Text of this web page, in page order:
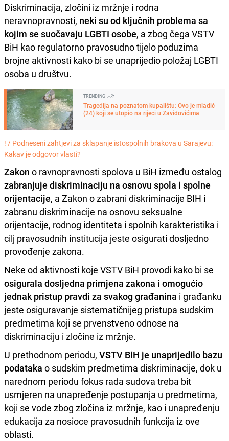
Diskriminacija, zločini iz mržnje i rodna
neravnopravnosti, neki su od ključnih problema sa
kojim se suočavaju LGBTI osobe, a zbog čega VSTV
BiH kao regulatorno pravosudno tijelo poduzima
brojne aktivnosti kako bi se unaprijedio položaj LGBTI
osoba u društvu.
TRENDING
Tragedija na poznatom kupalištu: Ovo je mladić
(24) koji se utopio na rijeci u Zavidovićima
! / Podneseni zahtjevi za sklapanje istospolnih brakova u Sarajevu:
Kakav je odgovor vlasti?
Zakon o ravnopravnosti spolova u BiH između ostalog
zabranjuje diskriminaciju na osnovu spola i spolne
orijentacije, a Zakon o zabrani diskriminacije BIH i
zabranu diskriminacije na osnovu seksualne
orijentacije, rodnog identiteta i spolnih karakteristika i
cilj pravosudnih institucija jeste osigurati dosljedno
provođenje zakona.
Neke od aktivnosti koje VSTV BiH provodi kako bi se
osigurala dosljedna primjena zakona i omogućio
jednak pristup pravdi za svakog građanina i građanku
jeste osiguravanje sistematičnijeg pristupa sudskim
predmetima koji se prvenstveno odnose na
diskriminaciju i zločine iz mržnje.
U prethodnom periodu, VSTV BiH je unaprijedilo bazu
podataka o sudskim predmetima diskriminacije, dok u
narednom periodu fokus rada sudova treba bit
usmjeren na unapređenje postupanja u predmetima,
koji se vode zbog zločina iz mržnje, kao i unapređenju
edukacija za nosioce pravosudnih funkcija iz ove
oblasti.